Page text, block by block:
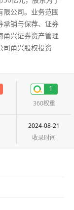
限公司。业务范围
承销与保荐、证券
甬兴证券资产管理
司甬兴股权投资
1
360权重
2024-08-21
收录时间